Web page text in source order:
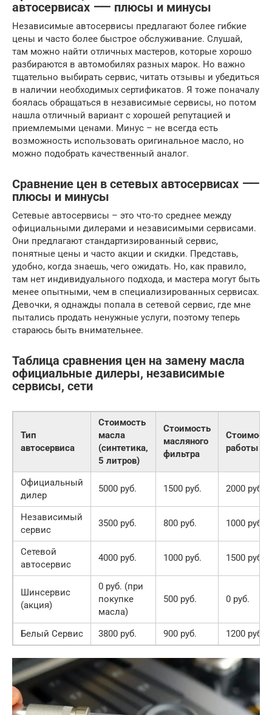
автосервисах ⸺ плюсы и минусы
Независимые автосервисы предлагают более гибкие
цены и часто более быстрое обслуживание. Слушай,
там можно найти отличных мастеров, которые хорошо
разбираются в автомобилях разных марок. Но важно
тщательно выбирать сервис, читать отзывы и убедиться
в наличии необходимых сертификатов. Я тоже поначалу
боялась обращаться в независимые сервисы, но потом
нашла отличный вариант с хорошей репутацией и
приемлемыми ценами. Минус – не всегда есть
возможность использовать оригинальное масло, но
можно подобрать качественный аналог.
Сравнение цен в сетевых автосервисах ⸺
плюсы и минусы
Сетевые автосервисы – это что-то среднее между
официальными дилерами и независимыми сервисами.
Они предлагают стандартизированный сервис,
понятные цены и часто акции и скидки. Представь,
удобно, когда знаешь, чего ожидать. Но, как правило,
там нет индивидуального подхода, и мастера могут быть
менее опытными, чем в специализированных сервисах.
Девочки, я однажды попала в сетевой сервис, где мне
пытались продать ненужные услуги, поэтому теперь
стараюсь быть внимательнее.
Таблица сравнения цен на замену масла
официальные дилеры, независимые
сервисы, сети
Тип
автосервиса
Стоимость
масла
(синтетика,
5 литров)
Стоимость
масляного
фильтра
работы
Официальный
дилер
5000 руб. 1500 руб. 2000 руб.
Независимый
сервис
3500 руб. 800 руб. 1000 руб.
Сетевой
автосервис
4000 руб. 1000 руб. 1500 руб.
Шинсервис
(акция)
0 руб. (при
покупке
масла)
500 руб. 0 руб.
Белый Сервис 3800 руб. 900 руб. 1200 руб.